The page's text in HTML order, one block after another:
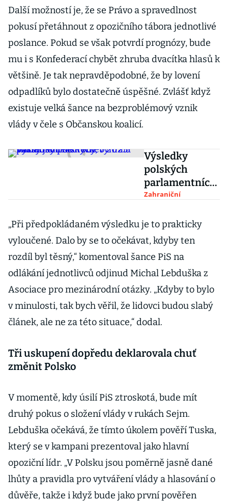
Další možností je, že se Právo a spravedlnost
pokusí přetáhnout z opozičního tábora jednotlivé
poslance. Pokud se však potvrdí prognózy, bude
mu i s Konfederací chybět zhruba dvacítka hlasů k
většině. Je tak nepravděpodobné, že by lovení
odpadlíků bylo dostatečně úspěšné. Zvlášť když
existuje velká šance na bezproblémový vznik
vlády v čele s Občanskou koalicí.
Výsledky
polských
parlamentních
voleb 2023:
sečteny,
vyhrála
vládnoucí PiS
Zahraniční
„Při předpokládaném výsledku je to prakticky
vyloučené. Dalo by se to očekávat, kdyby ten
rozdíl byl těsný,“ komentoval šance PiS na
odlákání jednotlivců odjinud Michal Lebduška z
Asociace pro mezinárodní otázky. „Kdyby to bylo
v minulosti, tak bych věřil, že lidovci budou slabý
článek, ale ne za této situace,“ dodal.
Tři uskupení dopředu deklarovala chuť
změnit Polsko
V momentě, kdy úsilí PiS ztroskotá, bude mít
druhý pokus o složení vlády v rukách Sejm.
Lebduška očekává, že tímto úkolem pověří Tuska,
který se v kampani prezentoval jako hlavní
opoziční lídr. „V Polsku jsou poměrně jasně dané
lhůty a pravidla pro vytváření vlády a hlasování o
důvěře, takže i když bude jako první pověřen